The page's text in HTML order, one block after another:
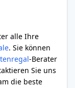
alle Ihre
. Sie können
-Berater
Sie uns
die beste